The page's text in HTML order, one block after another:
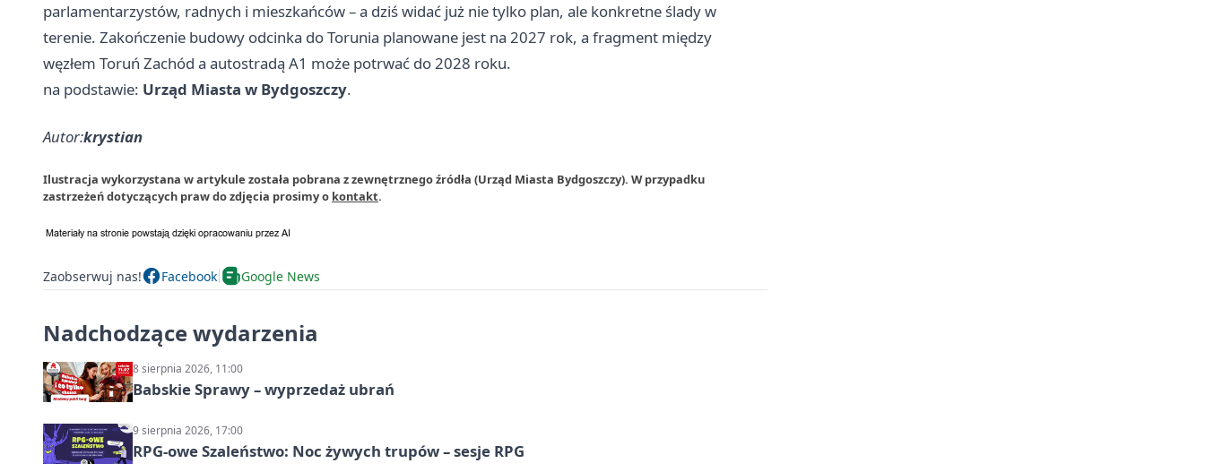
parlamentarzystów, radnych i mieszkańców – a dziś widać już nie tylko plan, ale konkretne ślady w
terenie. Zakończenie budowy odcinka do Torunia planowane jest na 2027 rok, a fragment między
węzłem Toruń Zachód a autostradą A1 może potrwać do 2028 roku.
na podstawie: Urząd Miasta w Bydgoszczy.
Autor:krystian
Ilustracja wykorzystana w artykule została pobrana z zewnętrznego źródła (Urząd Miasta Bydgoszczy). W przypadku
zastrzeżeń dotyczących praw do zdjęcia prosimy o kontakt.
Zaobserwuj nas! Facebook Google News
Nadchodzące wydarzenia
8 sierpnia 2026, 11:00
Babskie Sprawy – wyprzedaż ubrań
9 sierpnia 2026, 17:00
RPG-owe Szaleństwo: Noc żywych trupów – sesje RPG